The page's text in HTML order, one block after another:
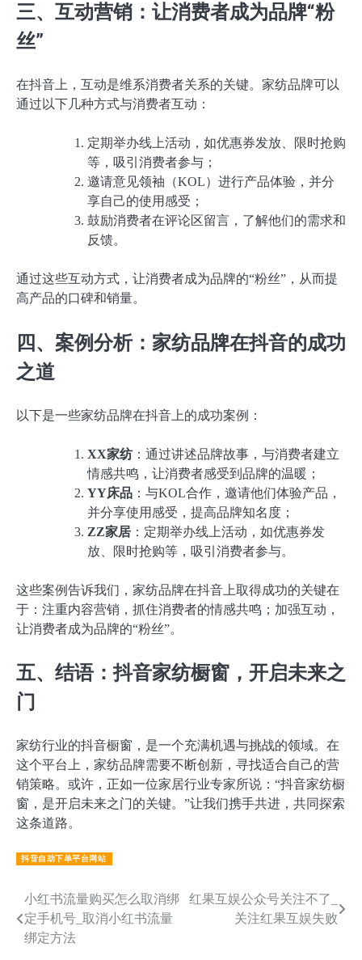
三、互动营销：让消费者成为品牌“粉
丝”
在抖音上，互动是维系消费者关系的关键。家纺品牌可以
通过以下几种方式与消费者互动：
定期举办线上活动，如优惠券发放、限时抢购
等，吸引消费者参与；
邀请意见领袖（KOL）进行产品体验，并分
享自己的使用感受；
鼓励消费者在评论区留言，了解他们的需求和
反馈。
通过这些互动方式，让消费者成为品牌的“粉丝”，从而提
高产品的口碑和销量。
四、案例分析：家纺品牌在抖音的成功
之道
以下是一些家纺品牌在抖音上的成功案例：
XX家纺 ：通过讲述品牌故事，与消费者建立
情感共鸣，让消费者感受到品牌的温暖；
YY床品 ：与KOL合作，邀请他们体验产品，
并分享使用感受，提高品牌知名度；
ZZ家居 ：定期举办线上活动，如优惠券发
放、限时抢购等，吸引消费者参与。
这些案例告诉我们，家纺品牌在抖音上取得成功的关键在
于：注重内容营销，抓住消费者的情感共鸣；加强互动，
让消费者成为品牌的“粉丝”。
五、结语：抖音家纺橱窗，开启未来之
门
家纺行业的抖音橱窗，是一个充满机遇与挑战的领域。在
这个平台上，家纺品牌需要不断创新，寻找适合自己的营
销策略。或许，正如一位家居行业专家所说：“抖音家纺橱
窗，是开启未来之门的关键。”让我们携手共进，共同探索
这条道路。
抖音自助下单平台网站
文
章
小红书流量购买怎么取消绑
定手机号_取消小红书流量
绑定方法
红果互娱公众号关注不了_
关注红果互娱失败